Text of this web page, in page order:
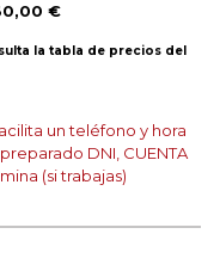
€
la tabla de precios del
un teléfono y hora
DNI, CUENTA
(si trabajas)